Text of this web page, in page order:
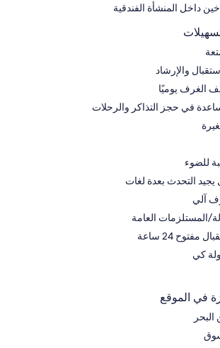
داخل المنشأة الفندقية
والإرشاد
الغرف يوميًا
في حجز التذاكر والرحلات
للضوء
التحدث بعدة لغات
آلي
المستلزمات العامة
24 ساعة
كي
في الموقع